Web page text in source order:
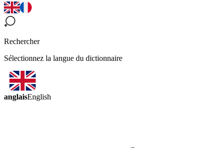
Rechercher
Sélectionnez la langue du dictionnaire
anglaisEnglish